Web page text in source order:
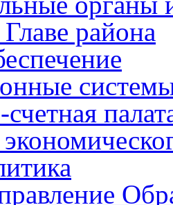
района